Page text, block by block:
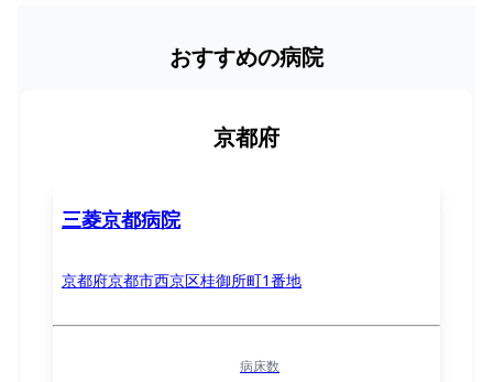
おすすめの病院
京都府
三菱京都病院
京都府京都市西京区桂御所町1番地
病床数